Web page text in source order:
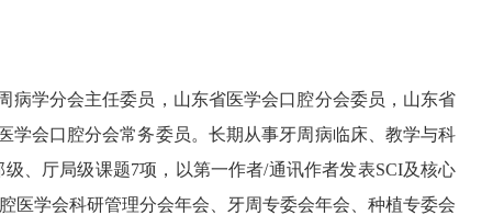
病学分会主任委员，山东省医学会口腔分会委员，山东省
会口腔分会常务委员。长期从事牙周病临床、教学与科
、厅局级课题7项，以第一作者/通讯作者发表SCI及核心
医学会科研管理分会年会、牙周专委会年会、种植专委会